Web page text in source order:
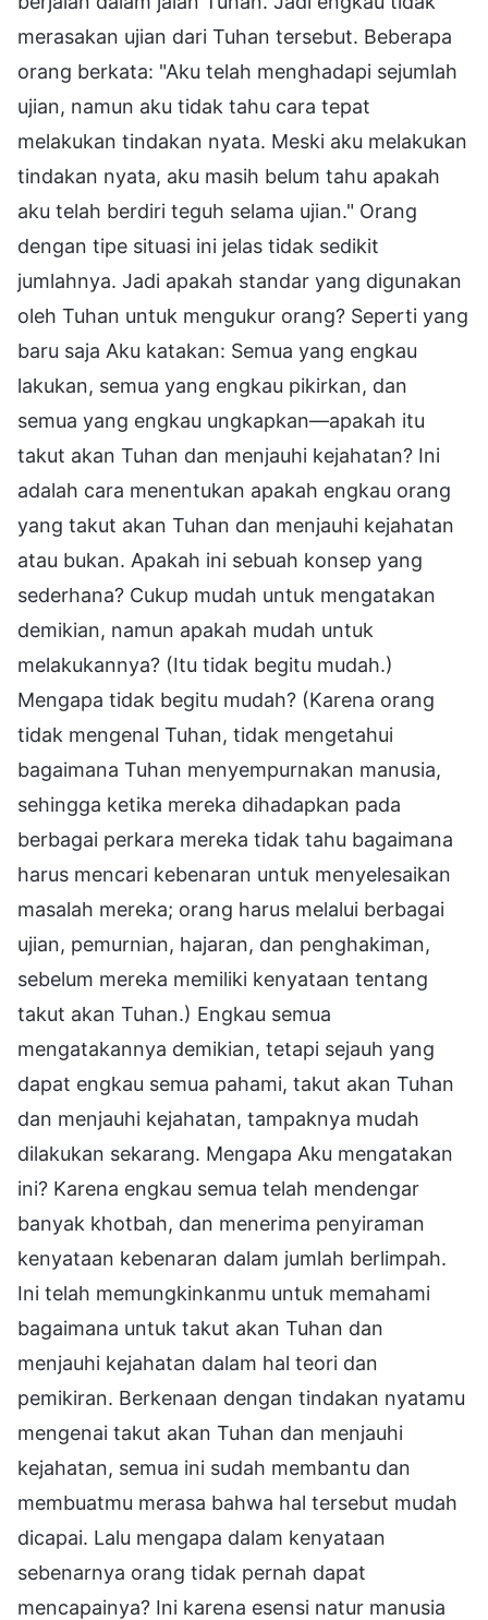
merasakan ujian dari Tuhan tersebut. Beberapa
orang berkata: "Aku telah menghadapi sejumlah
ujian, namun aku tidak tahu cara tepat
melakukan tindakan nyata. Meski aku melakukan
tindakan nyata, aku masih belum tahu apakah
aku telah berdiri teguh selama ujian." Orang
dengan tipe situasi ini jelas tidak sedikit
jumlahnya. Jadi apakah standar yang digunakan
oleh Tuhan untuk mengukur orang? Seperti yang
baru saja Aku katakan: Semua yang engkau
lakukan, semua yang engkau pikirkan, dan
semua yang engkau ungkapkan—apakah itu
takut akan Tuhan dan menjauhi kejahatan? Ini
adalah cara menentukan apakah engkau orang
yang takut akan Tuhan dan menjauhi kejahatan
atau bukan. Apakah ini sebuah konsep yang
sederhana? Cukup mudah untuk mengatakan
demikian, namun apakah mudah untuk
melakukannya? (Itu tidak begitu mudah.)
Mengapa tidak begitu mudah? (Karena orang
tidak mengenal Tuhan, tidak mengetahui
bagaimana Tuhan menyempurnakan manusia,
sehingga ketika mereka dihadapkan pada
berbagai perkara mereka tidak tahu bagaimana
harus mencari kebenaran untuk menyelesaikan
masalah mereka; orang harus melalui berbagai
ujian, pemurnian, hajaran, dan penghakiman,
sebelum mereka memiliki kenyataan tentang
takut akan Tuhan.) Engkau semua
mengatakannya demikian, tetapi sejauh yang
dapat engkau semua pahami, takut akan Tuhan
dan menjauhi kejahatan, tampaknya mudah
dilakukan sekarang. Mengapa Aku mengatakan
ini? Karena engkau semua telah mendengar
banyak khotbah, dan menerima penyiraman
kenyataan kebenaran dalam jumlah berlimpah.
Ini telah memungkinkanmu untuk memahami
bagaimana untuk takut akan Tuhan dan
menjauhi kejahatan dalam hal teori dan
pemikiran. Berkenaan dengan tindakan nyatamu
mengenai takut akan Tuhan dan menjauhi
kejahatan, semua ini sudah membantu dan
membuatmu merasa bahwa hal tersebut mudah
dicapai. Lalu mengapa dalam kenyataan
sebenarnya orang tidak pernah dapat
mencapainya? Ini karena esensi natur manusia